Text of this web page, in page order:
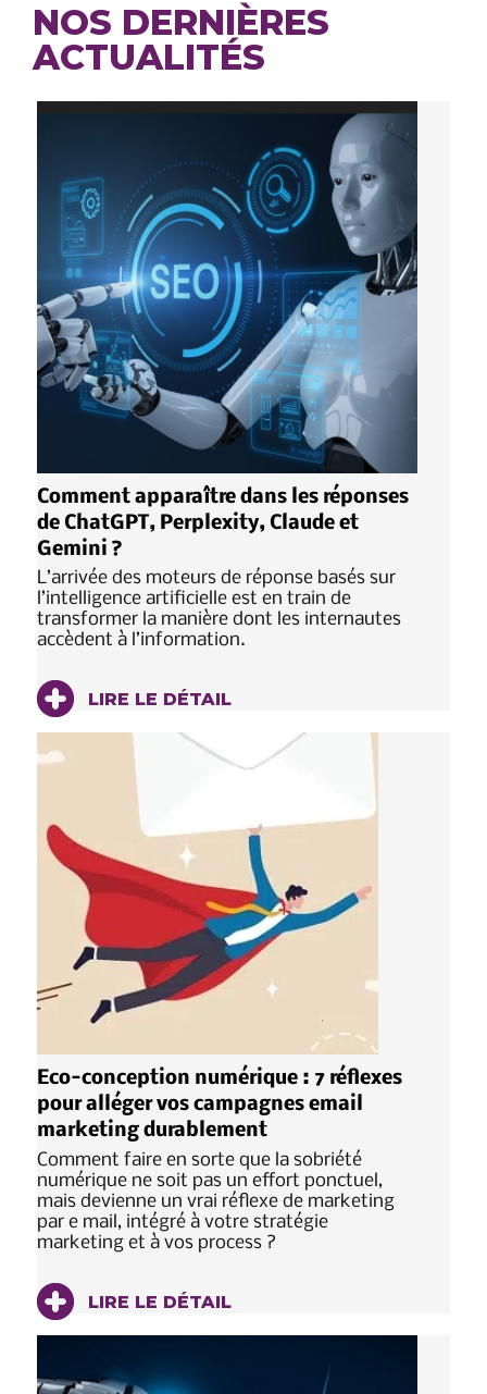
NOS DERNIÈRES
ACTUALITÉS
Comment apparaître dans les réponses
de ChatGPT, Perplexity, Claude et
Gemini ?
L’arrivée des moteurs de réponse basés sur
l’intelligence artificielle est en train de
transformer la manière dont les internautes
accèdent à l’information.
LIRE LE DÉTAIL
Eco-conception numérique : 7 réflexes
pour alléger vos campagnes email
marketing durablement
Comment faire en sorte que la sobriété
numérique ne soit pas un effort ponctuel,
mais devienne un vrai réflexe de marketing
par e mail, intégré à votre stratégie
marketing et à vos process ?
LIRE LE DÉTAIL